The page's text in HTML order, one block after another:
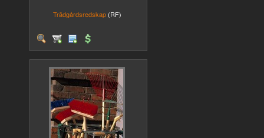
Trädgårdsredskap (RF)